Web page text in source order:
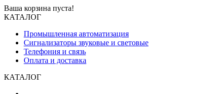
Ваша корзина пуста!
КАТАЛОГ
Промышленная автоматизация
Сигнализаторы звуковые и световые
Телефония и связь
Оплата и доставка
КАТАЛОГ